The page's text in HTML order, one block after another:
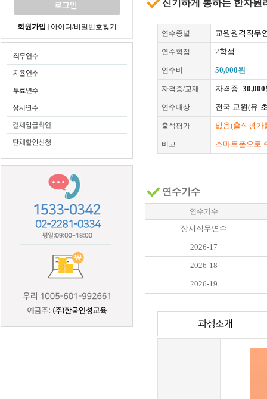
회원가입 아이디/비밀번호찾기
신기하게 통하는 한자원
연수종별 교원원격직무
연수학점 2학점
연수비 50,000원
자격증/교재 자격증: 30,000
연수대상 전국 교원(유·
출석평가 없음(출석평가
비고 스마트폰으로
연수기수
연수기수
상시직무연수
2026-17
2026-18
2026-19